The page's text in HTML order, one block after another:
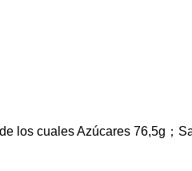
los cuales Azúcares 76,5g；